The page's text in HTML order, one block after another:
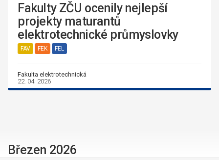
Fakulty ZČU ocenily nejlepší
projekty maturantů
elektrotechnické průmyslovky
FAV FEK FEL
Fakulta elektrotechnická
22. 04. 2026
Březen 2026